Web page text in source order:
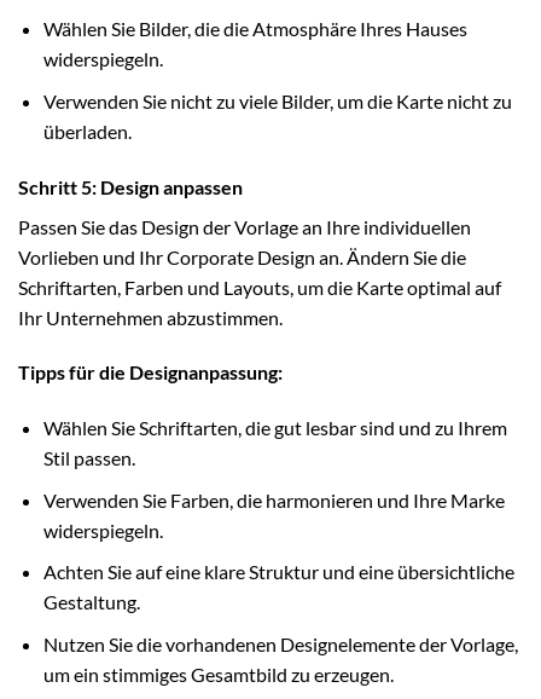
Wählen Sie Bilder, die die Atmosphäre Ihres Hauses
widerspiegeln.
Verwenden Sie nicht zu viele Bilder, um die Karte nicht zu
überladen.
Schritt 5: Design anpassen
Passen Sie das Design der Vorlage an Ihre individuellen
Vorlieben und Ihr Corporate Design an. Ändern Sie die
Schriftarten, Farben und Layouts, um die Karte optimal auf
Ihr Unternehmen abzustimmen.
Tipps für die Designanpassung:
Wählen Sie Schriftarten, die gut lesbar sind und zu Ihrem
Stil passen.
Verwenden Sie Farben, die harmonieren und Ihre Marke
widerspiegeln.
Achten Sie auf eine klare Struktur und eine übersichtliche
Gestaltung.
Nutzen Sie die vorhandenen Designelemente der Vorlage,
um ein stimmiges Gesamtbild zu erzeugen.